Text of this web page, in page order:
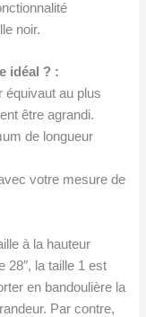
noir.
idéal ? :
équivaut au plus
être agrandi.
de longueur
votre mesure de
à la hauteur
28″, la taille 1 est
en bandoulière la
Par contre,